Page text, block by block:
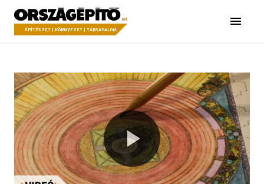
a tartalomhoz
Országépítő
ÉPÍTÉSZET | KÖRNYEZET | TÁRSADALOM Menü
Lejátszás